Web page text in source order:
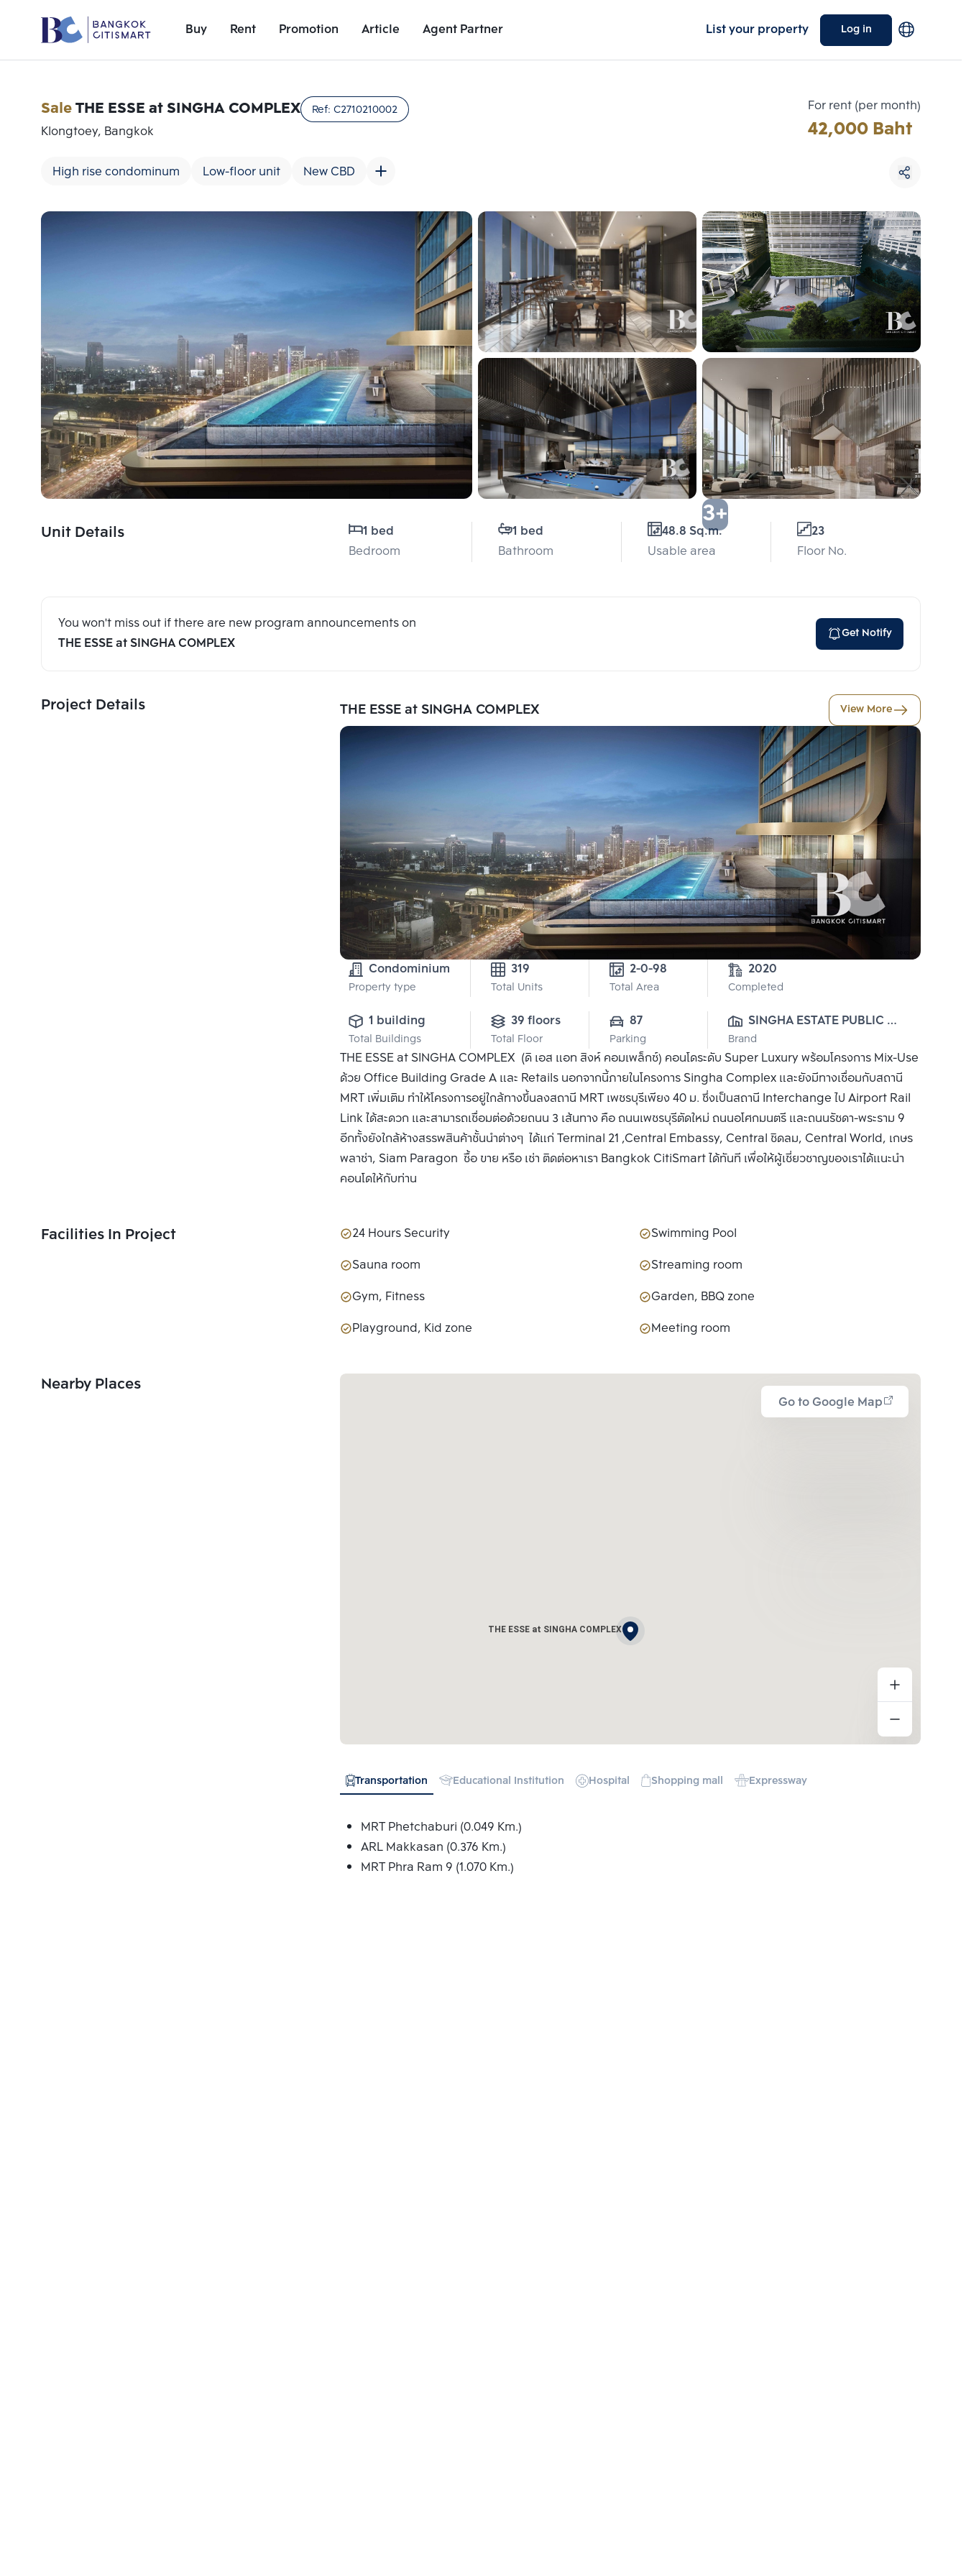
Buy Rent Promotion Article Agent Partner List your property Log in
Unit Details
SaleTHE ESSE at SINGHA COMPLEX Ref: C2710210002
Klongtoey, Bangkok
High rise condominum Low-floor unit New CBD
For rent (per month)
42,000 Baht
3+
Unit Details
1 bed
Bedroom
1 bed
Bathroom
48.8 Sq.m.
Usable area
23
Floor No.
You won't miss out if there are new program announcements on
THE ESSE at SINGHA COMPLEX
Get Notify
Project Details THE ESSE at SINGHA COMPLEX View More
Condominium
Property type
319
Total Units
2-0-98
Total Area
2020
Completed
1 building
Total Buildings
39 floors
Total Floor
87
Parking
SINGHA ESTATE PUBLIC
CO., LTD.
Brand
THE ESSE at SINGHA COMPLEX (ดิ เอส แอท สิงห์ คอมเพล็กซ์) คอนโดระดับ Super Luxury พร้อมโครงการ Mix-Use
ด้วย Office Building Grade A และ Retails นอกจากนี้ภายในโครงการ Singha Complex และยังมีทางเชื่อมกับสถานี
MRT เพิ่มเติม ทำให้โครงการอยู่ใกล้ทางขึ้นลงสถานี MRT เพชรบุรีเพียง 40 ม. ซึ่งเป็นสถานี Interchange ไป Airport Rail
Link ได้สะดวก และสามารถเชื่อมต่อด้วยถนน 3 เส้นทาง คือ ถนนเพชรบุรีตัดใหม่ ถนนอโศกมนตรี และถนนรัชดา-พระราม 9
อีกทั้งยังใกล้ห้างสรรพสินค้าชั้นนำต่างๆ ได้แก่ Terminal 21 ,Central Embassy, Central ชิดลม, Central World, เกษร
พลาซ่า, Siam Paragon ซื้อ ขาย หรือ เช่า ติดต่อหาเรา Bangkok CitiSmart ได้ทันที เพื่อให้ผู้เชี่ยวชาญของเราได้แนะนำ
คอนโดให้กับท่าน
Facilities In Project 24 Hours Security
Swimming Pool
Sauna room
Streaming room
Gym, Fitness
Garden, BBQ zone
Playground, Kid zone
Meeting room
Nearby Places
Go to Google Map
THE ESSE at SINGHA COMPLEX
Transportation Educational Institution Hospital Shopping mall Expressway
MRT Phetchaburi (0.049 Km.)
ARL Makkasan (0.376 Km.)
MRT Phra Ram 9 (1.070 Km.)
Add comparative units
Add comparative units
Number 3
Choose comparative unit
Maximum 3 units
Compare
Clear all